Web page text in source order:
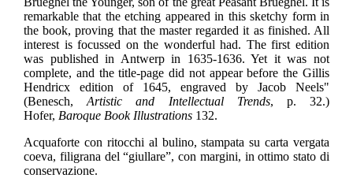
remarkable that the etching appeared in this sketchy form in
the book, proving that the master regarded it as finished. All
interest is focussed on the wonderful had. The first edition
was published in Antwerp in 1635-1636. Yet it was not
complete, and the title-page did not appear before the Gillis
Hendricx edition of 1645, engraved by Jacob Neels"
(Benesch,Artistic and Intellectual Trends, p. 32.)
Hofer, Baroque Book Illustrations 132.
Acquaforte con ritocchi al bulino, stampata su carta vergata
coeva, filigrana del “giullare”, con margini, in ottimo stato di
conservazione.